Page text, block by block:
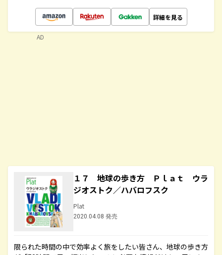
詳細を見る
１７ 地球の歩き方 Ｐｌａｔ ウラ
ジオストク／ハバロフスク
Plat
2020.04.08 発売
限られた時間の中で効率よく旅をしたい皆さん、地球の歩き方
AD